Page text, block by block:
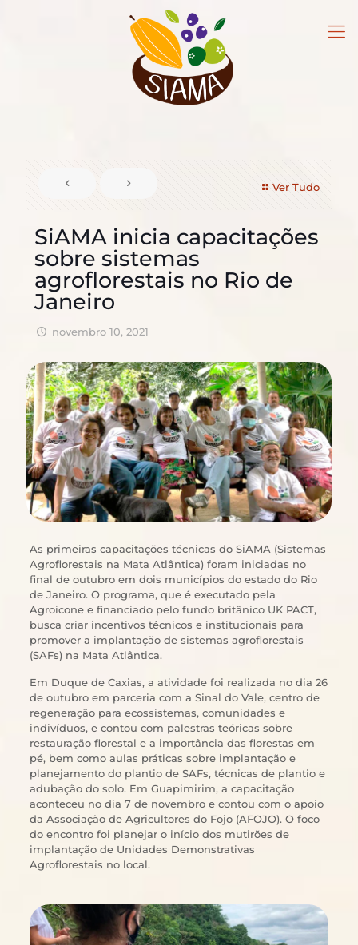
Ver Tudo
SiAMA inicia capacitações
sobre sistemas
agroflorestais no Rio de
Janeiro
novembro 10, 2021
As primeiras capacitações técnicas do SiAMA (Sistemas
Agroflorestais na Mata Atlântica) foram iniciadas no
final de outubro em dois municípios do estado do Rio
de Janeiro. O programa, que é executado pela
Agroicone e financiado pelo fundo britânico UK PACT,
busca criar incentivos técnicos e institucionais para
promover a implantação de sistemas agroflorestais
(SAFs) na Mata Atlântica.
Em Duque de Caxias, a atividade foi realizada no dia 26
de outubro em parceria com a Sinal do Vale, centro de
regeneração para ecossistemas, comunidades e
indivíduos, e contou com palestras teóricas sobre
restauração florestal e a importância das florestas em
pé, bem como aulas práticas sobre implantação e
planejamento do plantio de SAFs, técnicas de plantio e
adubação do solo. Em Guapimirim, a capacitação
aconteceu no dia 7 de novembro e contou com o apoio
da Associação de Agricultores do Fojo (AFOJO). O foco
do encontro foi planejar o início dos mutirões de
implantação de Unidades Demonstrativas
Agroflorestais no local.